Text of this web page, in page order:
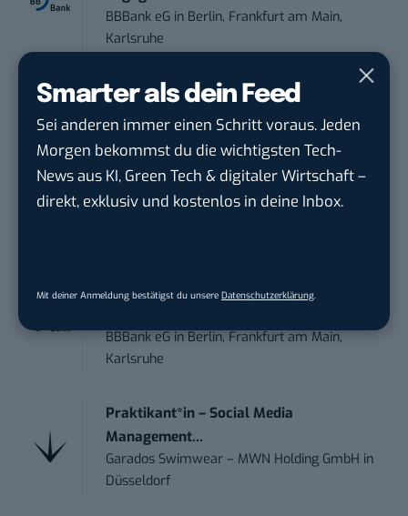
Smarter als dein Feed
Sei anderen immer einen Schritt voraus. Jeden
Morgen bekommst du die wichtigsten Tech-
News aus KI, Green Tech & digitaler Wirtschaft –
direkt, exklusiv und kostenlos in deine Inbox.
Mit deiner Anmeldung bestätigst du unsere Datenschutzerklärung.
BBBank eG in Berlin, Frankfurt am Main,
Karlsruhe
Senior ASIC Digital Lead – ATPG & M...
Bosch Gruppe Reutlingen
Volontärin / Volontär für
Kommunikation mit d...
Teamleiter (m/w/d) Customer
BBBank eG in Berlin, Frankfurt am Main,
Karlsruhe
Praktikant*in – Social Media
Management...
Garados Swimwear – MWN Holding GmbH in
Düsseldorf